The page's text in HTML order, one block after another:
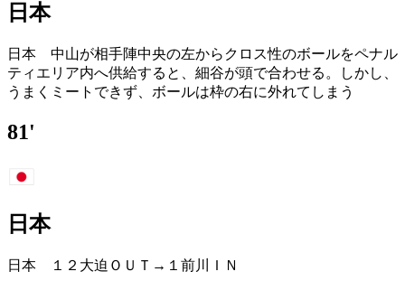
日本
日本 中山が相手陣中央の左からクロス性のボールをペナル
ティエリア内へ供給すると、細谷が頭で合わせる。しかし、
うまくミートできず、ボールは枠の右に外れてしまう
81'
日本
日本 １２大迫ＯＵＴ→１前川ＩＮ